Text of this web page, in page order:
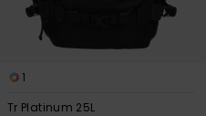
1
Tr Platinum 25L